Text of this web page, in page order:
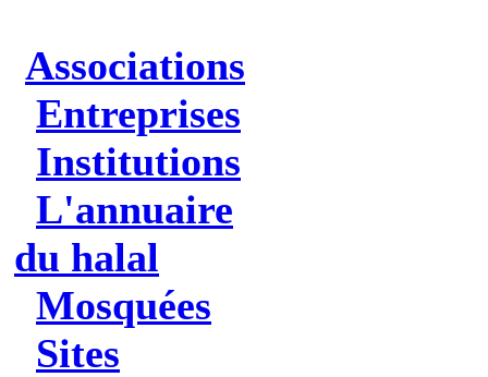
Associations
Entreprises
Institutions
L'annuaire
du halal
Mosquées
Sites